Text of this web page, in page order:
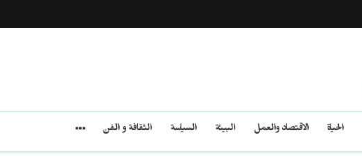
الحياة الاقتصاد والعمل البيئة السياسة الثقافة و الفن